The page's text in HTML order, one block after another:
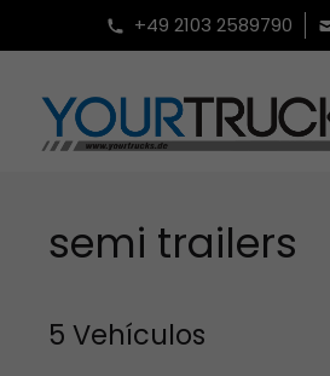
+49 2103 2589790
semi trailers
5 Vehículos